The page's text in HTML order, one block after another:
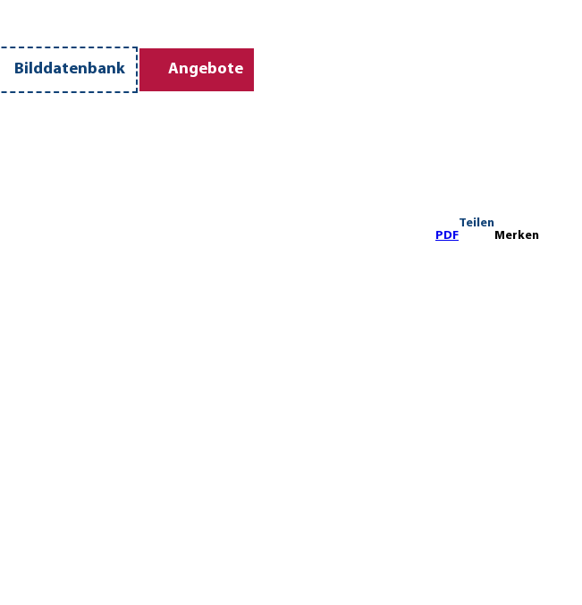
Bilddatenbank Angebote
PDF
Teilen
Merken